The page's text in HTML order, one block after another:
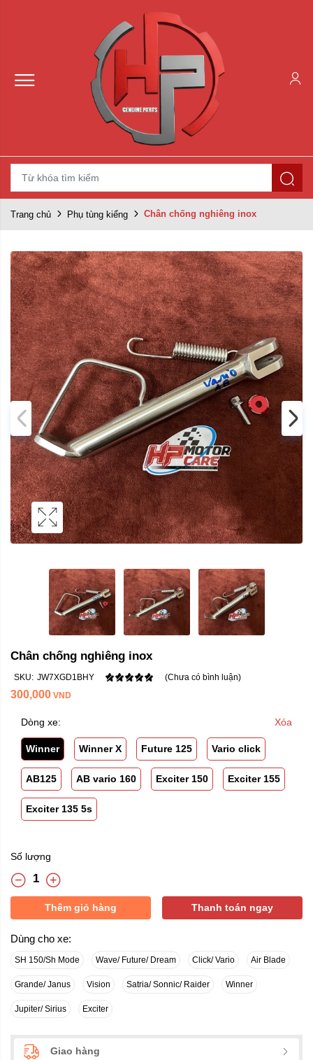
Trang chủ Phụ tùng kiểng Chân chống nghiêng inox
Chân chống nghiêng inox
SKU: JW7XGD1BHY (Chưa có bình luận)
300,000 VND
Dòng xe: Xóa
Winner Winner X Future 125 Vario click
AB125 AB vario 160 Exciter 150 Exciter 155
Exciter 135 5s
Số lượng
Thêm giỏ hàng Thanh toán ngay
Dùng cho xe:
SH 150/Sh Mode Wave/ Future/ Dream Click/ Vario Air Blade
Grande/ Janus Vision Satria/ Sonnic/ Raider Winner
Jupiter/ Sirius Exciter
Giao hàng